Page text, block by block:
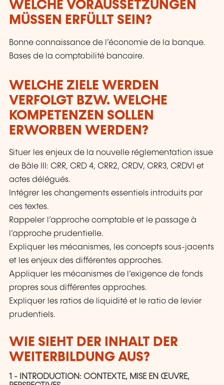
WELCHE VORAUSSETZUNGEN
MÜSSEN ERFÜLLT SEIN?
Bonne connaissance de l’économie de la banque.
Bases de la comptabilité bancaire.
WELCHE ZIELE WERDEN
VERFOLGT BZW. WELCHE
KOMPETENZEN SOLLEN
ERWORBEN WERDEN?
Situer les enjeux de la nouvelle réglementation issue
de Bâle III: CRR, CRD 4, CRR2, CRDV, CRR3, CRDVI et
actes délégués.
Intégrer les changements essentiels introduits par
ces textes.
Rappeler l’approche comptable et le passage à
l’approche prudentielle.
Expliquer les mécanismes, les concepts sous-jacents
et les enjeux des différentes approches.
Appliquer les mécanismes de l’exigence de fonds
propres sous différentes approches.
Expliquer les ratios de liquidité et le ratio de levier
prudentiels.
WIE SIEHT DER INHALT DER
WEITERBILDUNG AUS?
1 - INTRODUCTION: CONTEXTE, MISE EN ŒUVRE,